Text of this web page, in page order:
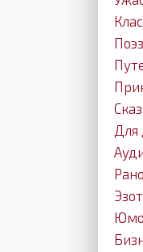
Для